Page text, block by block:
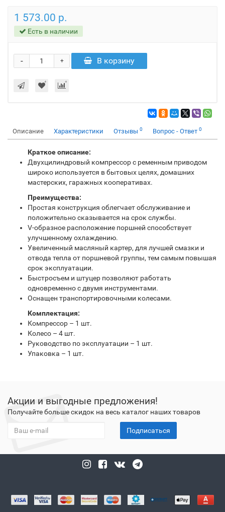
1 573.00 р.
Есть в наличии
+
- В корзину
Описание Характеристики Отзывы 0 Вопрос - Ответ 0
Краткое описание:
Двухцилиндровый компрессор с ременным приводом
широко используется в бытовых целях, домашних
мастерских, гаражных кооперативах.
Преимущества:
Простая конструкция облегчает обслуживание и
положительно сказывается на срок службы.
V-образное расположение поршней способствует
улучшенному охлаждению.
Увеличенный масляный картер, для лучшей смазки и
отвода тепла от поршневой группы, тем самым повышая
срок эксплуатации.
Быстросъем и штуцер позволяют работать
одновременно с двумя инструментами.
Оснащен транспортировочными колесами.
Комплектация:
Компрессор – 1 шт.
Колесо – 4 шт.
Руководство по эксплуатации – 1 шт.
Упаковка – 1 шт.
Акции и выгодные предложения!
Получайте больше скидок на весь каталог наших товаров
Подписаться